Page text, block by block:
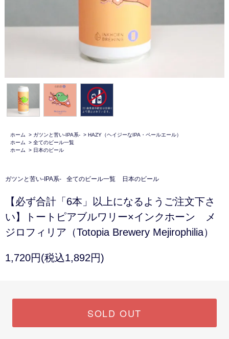
ホーム > ガツンと苦い-IPA系- > HAZY（ヘイジーなIPA・ペールエール）
ホーム
> 全てのビール一覧
ホーム
> 日本のビール
ガツンと苦い-IPA系- 全てのビール一覧 日本のビール
【必ず合計「6本」以上になるようご注文下さ
い】トートピアブルワリー×インクホーン メ
ジロフィリア（Totopia Brewery Mejirophilia）
1,720円(税込1,892円)
SOLD OUT